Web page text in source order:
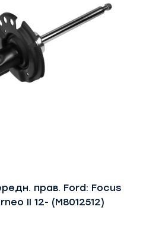
прав. Ford: Focus
II 12- (M8012512)